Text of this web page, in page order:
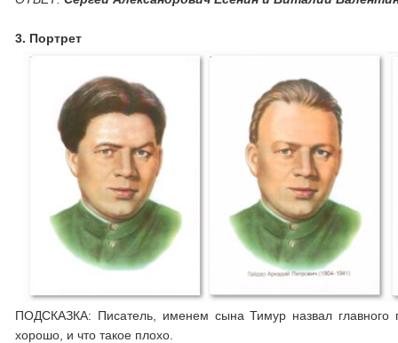
3. Портрет
ПОДСКАЗКА: Писатель, именем сына Тимур назвал главного
хорошо, и что такое плохо.